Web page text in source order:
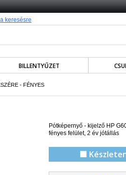
keresésre
BILLENTYŰZET
- FÉNYES
Pótképernyő - kijelző HP
fényes felület, 2 év jótállás
🟩